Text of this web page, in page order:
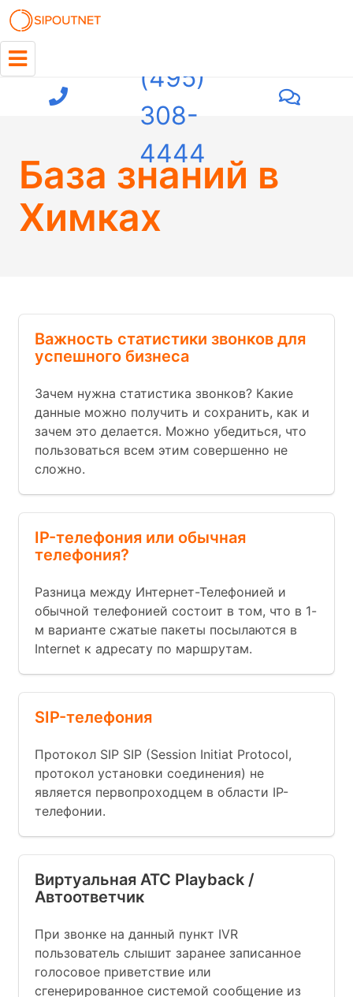
(495)
308-
4444
База знаний в
Химках
Важность статистики звонков для
успешного бизнеса
Зачем нужна статистика звонков? Какие
данные можно получить и сохранить, как и
зачем это делается. Можно убедиться, что
пользоваться всем этим совершенно не
сложно.
IP-телефония или обычная
телефония?
Разница между Интернет-Телефонией и
обычной телефонией состоит в том, что в 1-
м варианте сжатые пакеты посылаются в
Internet к адресату по маршрутам.
SIP-телефония
Протокол SIP SIP (Session Initiat Protocol,
протокол установки соединения) не
является первопроходцем в области IP-
телефонии.
Виртуальная АТС Playback /
Автоответчик
При звонке на данный пункт IVR
пользователь слышит заранее записанное
голосовое приветствие или
сгенерированное системой сообщение из